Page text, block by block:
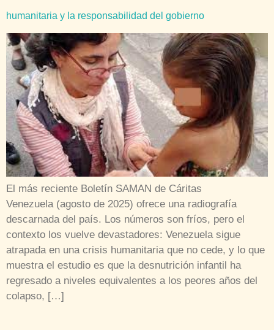
humanitaria y la responsabilidad del gobierno
El más reciente Boletín SAMAN de Cáritas
Venezuela (agosto de 2025) ofrece una radiografía
descarnada del país. Los números son fríos, pero el
contexto los vuelve devastadores: Venezuela sigue
atrapada en una crisis humanitaria que no cede, y lo que
muestra el estudio es que la desnutrición infantil ha
regresado a niveles equivalentes a los peores años del
colapso, […]